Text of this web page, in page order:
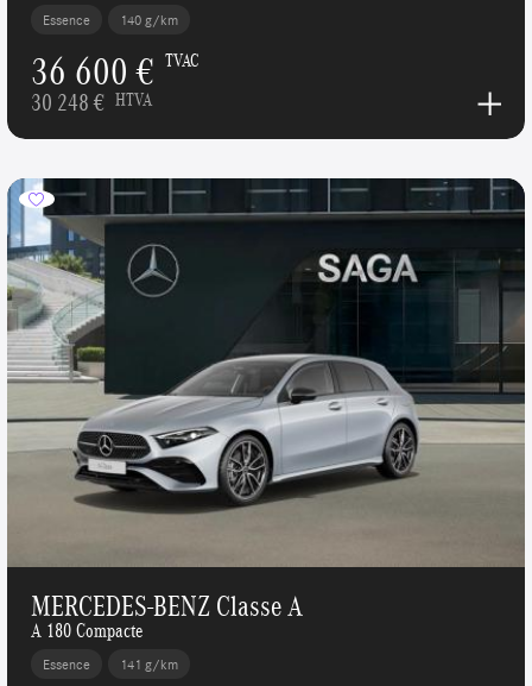
Essence 140 g/km
36 600 € TVAC
30 248 € HTVA
MERCEDES-BENZ Classe A
A 180 Compacte
Essence 141 g/km